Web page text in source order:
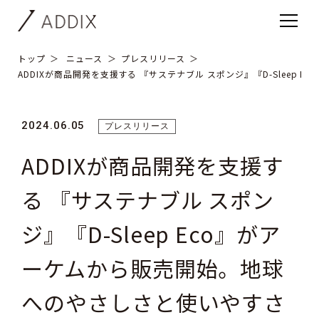
トップ ニュース
プレスリリース
ADDIXが商品開発を支援する 『サステナブル スポンジ』『D-Sleep
2024.06.05 プレスリリース
ADDIXが商品開発を支援す
る 『サステナブル スポン
ジ』『D-Sleep Eco』がア
ーケムから販売開始。地球
へのやさしさと使いやすさ